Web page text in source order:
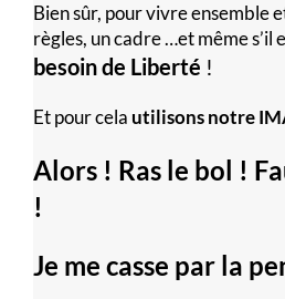
Bien sûr, pour vivre ensemble
règles, un cadre …et même s’il
besoin de Liberté !
Et pour cela utilisons notre
Alors ! Ras le bol !
!
Je me casse par la